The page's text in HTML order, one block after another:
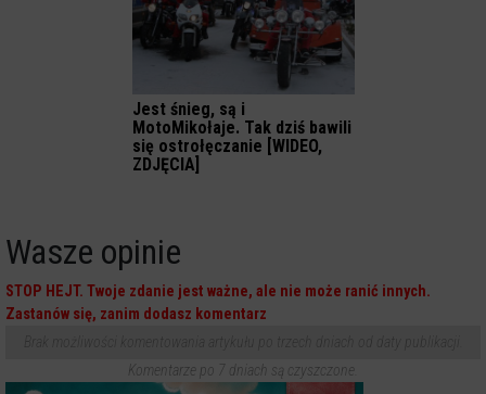
Jest śnieg, są i
MotoMikołaje. Tak dziś bawili
się ostrołęczanie [WIDEO,
ZDJĘCIA]
Wasze opinie
STOP HEJT. Twoje zdanie jest ważne, ale nie może ranić innych.
Zastanów się, zanim dodasz komentarz
Komentarze po 7 dniach są czyszczone.